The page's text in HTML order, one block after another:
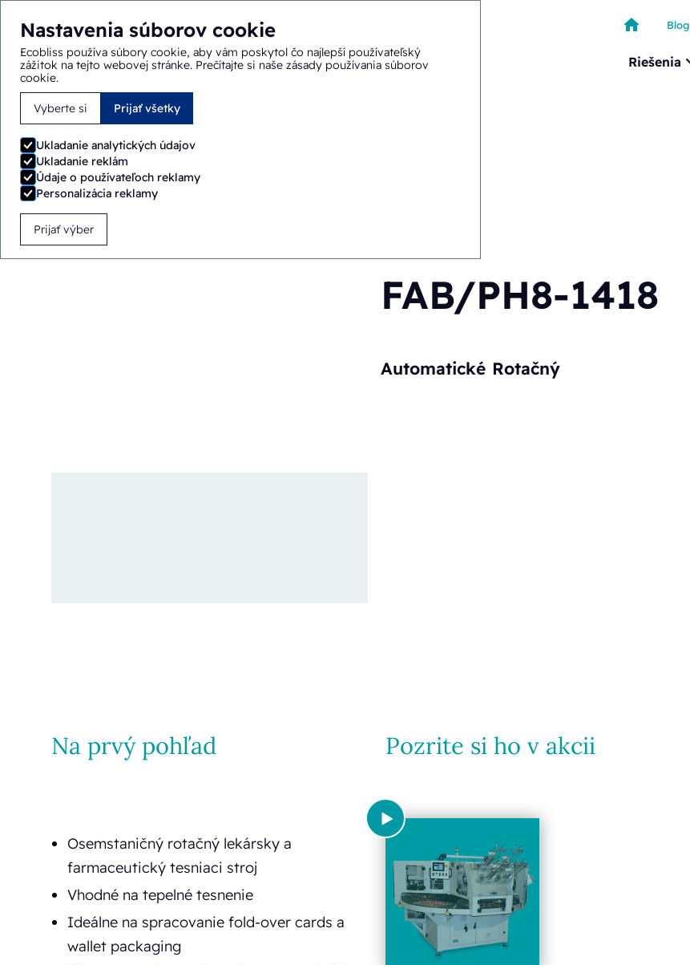
Nastavenia súborov cookie
Ecobliss používa súbory cookie, aby vám poskytol čo najlepší používateľský
zážitok na tejto webovej stránke. Prečítajte si naše zásady používania súborov
cookie.
Vyberte si Prijať všetky
Ukladanie analytických údajov
Ukladanie reklám
Údaje o používateľoch reklamy
Personalizácia reklamy
Prijať výber
Riešenia
Blog
Nachádzate sa tu: Domov >
FAB/PH8-1418
Automatické Rotačný
Na prvý pohľad
Osemstaničný rotačný lekársky a
farmaceutický tesniaci stroj
Vhodné na tepelné tesnenie
Ideálne na spracovanie fold-over cards a
wallet packaging
Pozrite si ho v akcii